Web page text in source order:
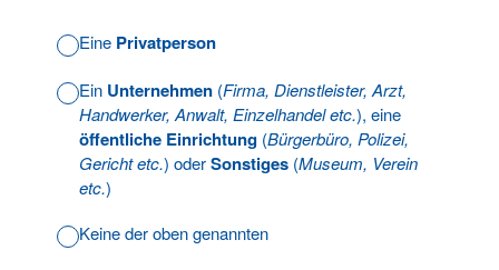
Eine Privatperson
Ein Unternehmen (Firma, Dienstleister, Arzt,
Handwerker, Anwalt, Einzelhandel etc.), eine
öffentliche Einrichtung (Bürgerbüro, Polizei,
Gericht etc.) oderSonstiges (Museum, Verein
etc.)
Keine der oben genannten